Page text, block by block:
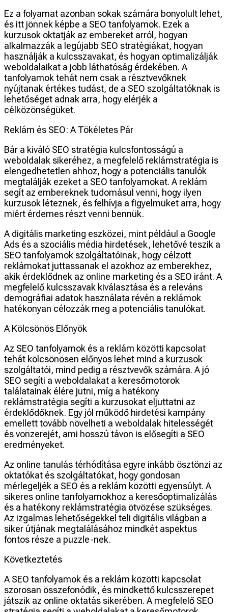
Ez a folyamat azonban sokak számára bonyolult lehet,
és itt jönnek képbe a SEO tanfolyamok. Ezek a
kurzusok oktatják az embereket arról, hogyan
alkalmazzák a legújabb SEO stratégiákat, hogyan
használják a kulcsszavakat, és hogyan optimalizálják
weboldalaikat a jobb láthatóság érdekében. A
tanfolyamok tehát nem csak a résztvevőknek
nyújtanak értékes tudást, de a SEO szolgáltatóknak is
lehetőséget adnak arra, hogy elérjék a
célközönségüket.
Reklám és SEO: A Tökéletes Pár
Bár a kiváló SEO stratégia kulcsfontosságú a
weboldalak sikeréhez, a megfelelő reklámstratégia is
elengedhetetlen ahhoz, hogy a potenciális tanulók
megtalálják ezeket a SEO tanfolyamokat. A reklám
segít az embereknek tudomásul venni, hogy ilyen
kurzusok léteznek, és felhívja a figyelmüket arra, hogy
miért érdemes részt venni bennük.
A digitális marketing eszközei, mint például a Google
Ads és a szociális média hirdetések, lehetővé teszik a
SEO tanfolyamok szolgáltatóinak, hogy célzott
reklámokat juttassanak el azokhoz az emberekhez,
akik érdeklődnek az online marketing és a SEO iránt. A
megfelelő kulcsszavak kiválasztása és a releváns
demográfiai adatok használata révén a reklámok
hatékonyan célozzák meg a potenciális tanulókat.
A Kölcsönös Előnyök
Az SEO tanfolyamok és a reklám közötti kapcsolat
tehát kölcsönösen előnyös lehet mind a kurzusok
szolgáltatói, mind pedig a résztvevők számára. A jó
SEO segíti a weboldalakat a keresőmotorok
találatainak élére jutni, míg a hatékony
reklámstratégia segíti a kurzusokat eljuttatni az
érdeklődőknek. Egy jól működő hirdetési kampány
emellett tovább növelheti a weboldalak hitelességét
és vonzerejét, ami hosszú távon is elősegíti a SEO
eredményeket.
Az online tanulás térhódítása egyre inkább ösztönzi az
oktatókat és szolgáltatókat, hogy gondosan
mérlegeljék a SEO és a reklám közötti egyensúlyt. A
sikeres online tanfolyamokhoz a keresőoptimalizálás
és a hatékony reklámstratégia ötvözése szükséges.
Az izgalmas lehetőségekkel teli digitális világban a
siker útjának megtalálásához mindkét aspektus
fontos része a puzzle-nek.
Következtetés
A SEO tanfolyamok és a reklám közötti kapcsolat
szorosan összefonódik, és mindkettő kulcsszerepet
játszik az online oktatás sikerében. A megfelelő SEO